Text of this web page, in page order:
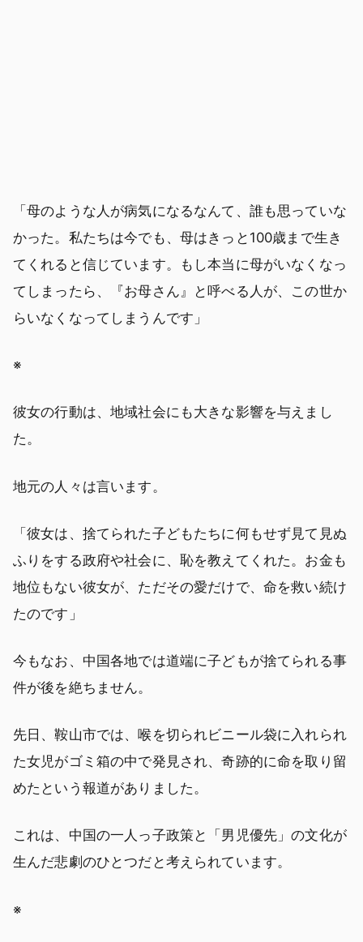
「母のような人が病気になるなんて、誰も思っていな
かった。私たちは今でも、母はきっと100歳まで生き
てくれると信じています。もし本当に母がいなくなっ
てしまったら、『お母さん』と呼べる人が、この世か
らいなくなってしまうんです」
※
彼女の行動は、地域社会にも大きな影響を与えまし
た。
地元の人々は言います。
「彼女は、捨てられた子どもたちに何もせず見て見ぬ
ふりをする政府や社会に、恥を教えてくれた。お金も
地位もない彼女が、ただその愛だけで、命を救い続け
たのです」
今もなお、中国各地では道端に子どもが捨てられる事
件が後を絶ちません。
先日、鞍山市では、喉を切られビニール袋に入れられ
た女児がゴミ箱の中で発見され、奇跡的に命を取り留
めたという報道がありました。
これは、中国の一人っ子政策と「男児優先」の文化が
生んだ悲劇のひとつだと考えられています。
※